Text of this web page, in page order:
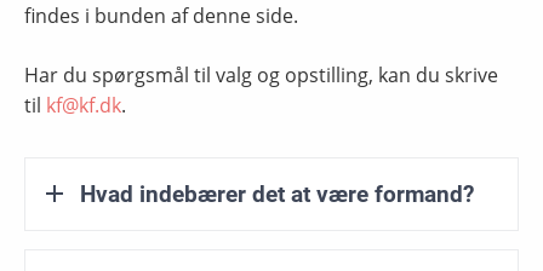
findes i bunden af denne side.
Har du spørgsmål til valg og opstilling, kan du skrive
til kf@kf.dk.
Hvad indebærer det at være formand?